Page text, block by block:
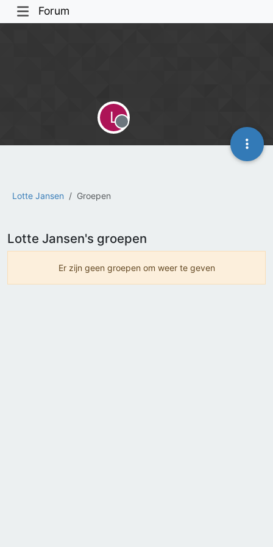
Forum
Lotte Jansen Groepen
L
Offline
Lotte Jansen's groepen
Er zijn geen groepen om weer te geven